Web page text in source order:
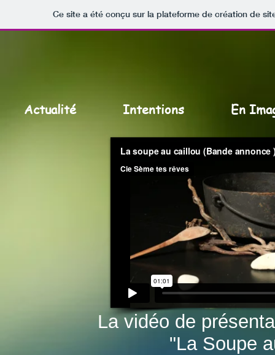
Ce site a été conçu sur la plateforme de création de
Actualité Intentions En
La vidéo de
"La Soupe au